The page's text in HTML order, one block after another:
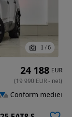
1 / 6
24 188 EUR
(19 990 EUR- net)
Conform mediei